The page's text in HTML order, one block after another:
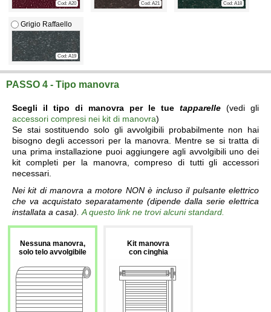
Cod: A20 Cod: A21 Cod: A18
Grigio Raffaello
Cod: A19
PASSO 4 - Tipo manovra
Scegli il tipo di manovra per le tue tapparelle (vedi gli
accessori compresi nei kit di manovra)
Se stai sostituendo solo gli avvolgibili probabilmente non hai
bisogno degli accessori per la manovra. Mentre se si tratta di
una prima installazione puoi aggiungere agli avvolgibili uno dei
kit completi per la manovra, compreso di tutti gli accessori
necessari.
Nei kit di manovra a motore NON è incluso il pulsante elettrico
che va acquistato separatamente (dipende dalla serie elettrica
installata a casa). A questo link ne trovi alcuni standard.
Nessuna manovra,
solo telo avvolgibile
Kit manovra
con cinghia